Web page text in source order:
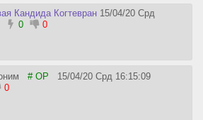
Кандида Когтевран 15/04/20 Срд
0 0
# OP
15/04/20 Срд 16:15:09
0